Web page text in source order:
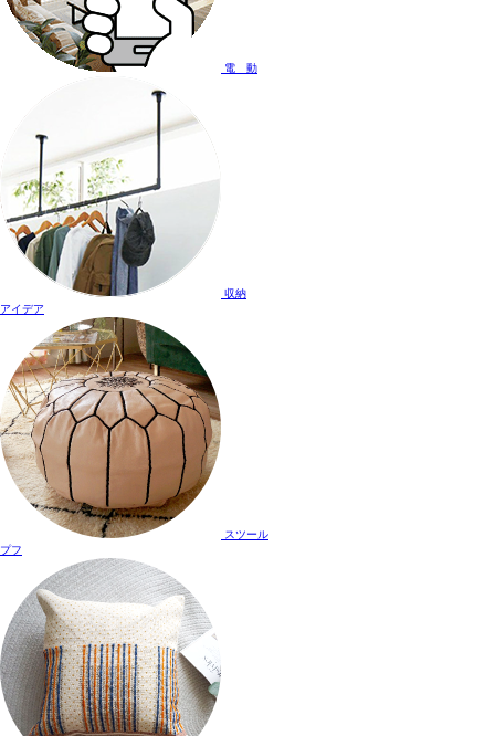
電 動
収納
アイデア
スツール
プフ